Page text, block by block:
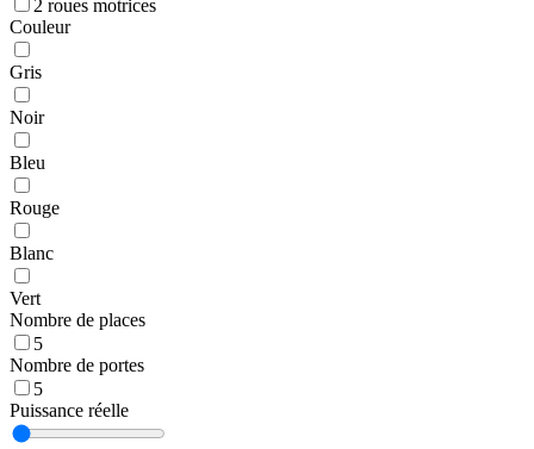
2 roues motrices
Couleur
Gris
Noir
Bleu
Rouge
Blanc
Vert
Nombre de places
5
Nombre de portes
5
Puissance réelle